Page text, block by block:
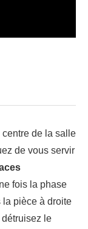
de la salle
de vous servir
fois la phase
la pièce à droite
détruisez le